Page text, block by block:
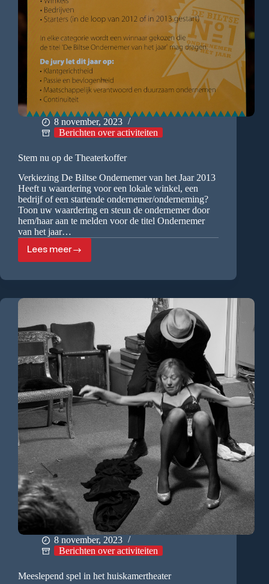
8 november, 2023
Berichten over activiteiten
Stem nu op de Theaterkoffer
Verkiezing De Biltse Ondernemer van het Jaar 2013
Heeft u waardering voor een lokale winkel, een
bedrijf of een startende ondernemer/onderneming?
Toon uw waardering en steun de ondernemer door
hem/haar aan te melden voor de titel Ondernemer
van het jaar…
Lees meer
Stem
nu
Theaterkoffer
8 november, 2023
Berichten over activiteiten
Meeslepend spel in het huiskamertheater